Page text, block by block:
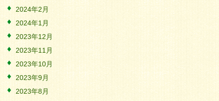
2024年2月
2024年1月
2023年12月
2023年11月
2023年10月
2023年9月
2023年8月